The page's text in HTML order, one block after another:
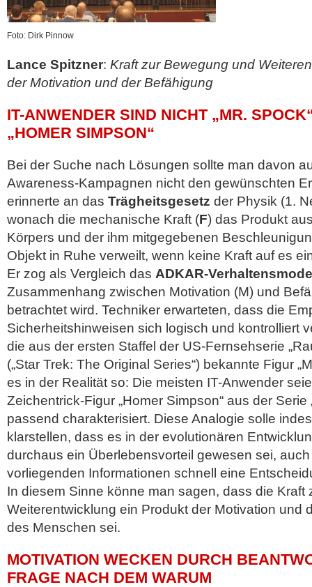
Foto: Dirk Pinnow
Lance Spitzner: Kraft zur Bewegung und
der Motivation und der Befähigung
IT-ANWENDER SIND NICHT „MR.
„HOMER SIMPSON“
Bei der Suche nach Lösungen sollte man davon
Awareness-Kampagnen nicht den gewünschten
erinnerte an das Trägheitsgesetz der Physik (1.
wonach die mechanische Kraft (F) das Produkt
Körpers und der ihm mitgegebenen
Objekt in Ruhe verweilt, wenn keine Kraft auf es
Er zog als Vergleich das ADKAR-
Zusammenhang zwischen Motivation (M) und
betrachtet wird. Techniker erwarteten, dass die
Sicherheitshinweisen sich logisch und kontrolliert
die aus der ersten Staffel der US-Fernsehserie
(„Star Trek: The Original Series“) bekannte Figur
es in der Realität so: Die meisten IT-Anwender
Zeichentrick-Figur „Homer Simpson“ aus der Serie
passend charakterisiert. Diese Analogie solle
klarstellen, dass es in der evolutionären
durchaus ein Überlebensvorteil gewesen sei,
vorliegenden Informationen schnell eine
In diesem Sinne könne man sagen, dass die Kraft
Weiterentwicklung ein Produkt der Motivation und
des Menschen sei.
MOTIVATION WECKEN DURCH
FRAGE NACH DEM WARUM